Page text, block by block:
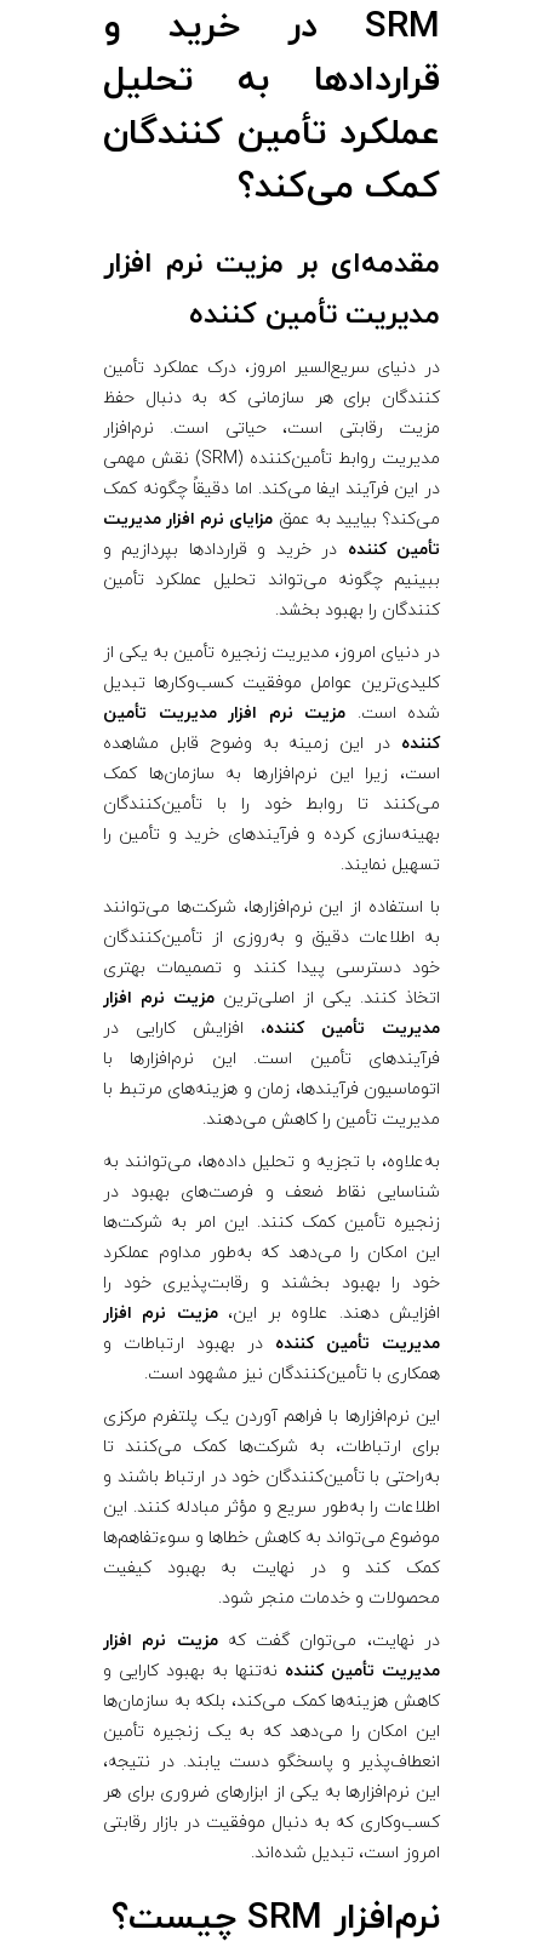
ت
ن‌
SRM در خرید و
قراردادها به تحلیل
عملکرد تأمین ‌کنندگان
کمک می‌کند؟
مقدمه‌ای بر مزیت نرم‌ افزار
مدیریت تأمین‌ کننده
در دنیای سریع‌السیر امروز، درک عملکرد تأمین
‌کنندگان برای هر سازمانی که به دنبال حفظ
مزیت رقابتی است، حیاتی است. نرم‌افزار
مدیریت روابط تأمین‌کننده (SRM) نقش مهمی
در این فرآیند ایفا می‌کند. اما دقیقاً چگونه کمک
می‌کند؟ بیایید به عمق مزایای نرم‌ افزار مدیریت
تأمین‌ کننده در خرید و قراردادها بپردازیم و
ببینیم چگونه می‌تواند تحلیل عملکرد تأمین
‌کنندگان را بهبود بخشد.
در دنیای امروز، مدیریت زنجیره تأمین به یکی از
کلیدی‌ترین عوامل موفقیت کسب‌وکارها تبدیل
شده است. مزیت نرم‌ افزار مدیریت تأمین‌
کننده در این زمینه به وضوح قابل مشاهده
است، زیرا این نرم‌افزارها به سازمان‌ها کمک
می‌کنند تا روابط خود را با تأمین‌کنندگان
بهینه‌سازی کرده و فرآیندهای خرید و تأمین را
تسهیل نمایند.
با استفاده از این نرم‌افزارها، شرکت‌ها می‌توانند
به اطلاعات دقیق و به‌روزی از تأمین‌کنندگان
خود دسترسی پیدا کنند و تصمیمات بهتری
اتخاذ کنند. یکی از اصلی‌ترین مزیت نرم‌ افزار
مدیریت تأمین‌ کننده، افزایش کارایی در
فرآیندهای تأمین است. این نرم‌افزارها با
اتوماسیون فرآیندها، زمان و هزینه‌های مرتبط با
مدیریت تأمین را کاهش می‌دهند.
به‌علاوه، با تجزیه و تحلیل داده‌ها، می‌توانند به
شناسایی نقاط ضعف و فرصت‌های بهبود در
زنجیره تأمین کمک کنند. این امر به شرکت‌ها
این امکان را می‌دهد که به‌طور مداوم عملکرد
خود را بهبود بخشند و رقابت‌پذیری خود را
افزایش دهند. علاوه بر این،مزیت نرم‌ افزار
مدیریت تأمین‌ کننده در بهبود ارتباطات و
همکاری با تأمین‌کنندگان نیز مشهود است.
این نرم‌افزارها با فراهم آوردن یک پلتفرم مرکزی
برای ارتباطات، به شرکت‌ها کمک می‌کنند تا
به‌راحتی با تأمین‌کنندگان خود در ارتباط باشند و
اطلاعات را به‌طور سریع و مؤثر مبادله کنند. این
موضوع می‌تواند به کاهش خطاها و سوءتفاهم‌ها
کمک کند و در نهایت به بهبود کیفیت
محصولات و خدمات منجر شود.
در نهایت، می‌توان گفت کهمزیت نرم‌ افزار
مدیریت تأمین‌ کننده نه‌تنها به بهبود کارایی و
کاهش هزینه‌ها کمک می‌کند، بلکه به سازمان‌ها
این امکان را می‌دهد که به یک زنجیره تأمین
انعطاف‌پذیر و پاسخگو دست یابند. در نتیجه،
این نرم‌افزارها به یکی از ابزارهای ضروری برای هر
کسب‌وکاری که به دنبال موفقیت در بازار رقابتی
امروز است، تبدیل شده‌اند.
نرم‌افزار SRM چیست؟